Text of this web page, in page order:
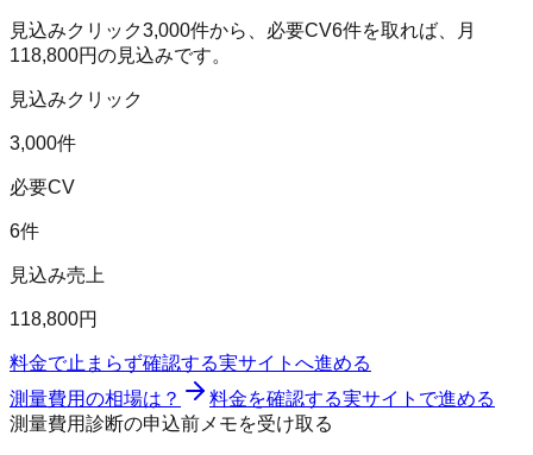
見込みクリック3,000件から、必要CV6件を取れば、月
118,800円の見込みです。
見込みクリック
3,000件
必要CV
6件
見込み売上
118,800円
料金で止まらず確認する実サイトへ進める
測量費用の相場は？
料金を確認する実サイトで進める
測量費用診断の申込前メモを受け取る